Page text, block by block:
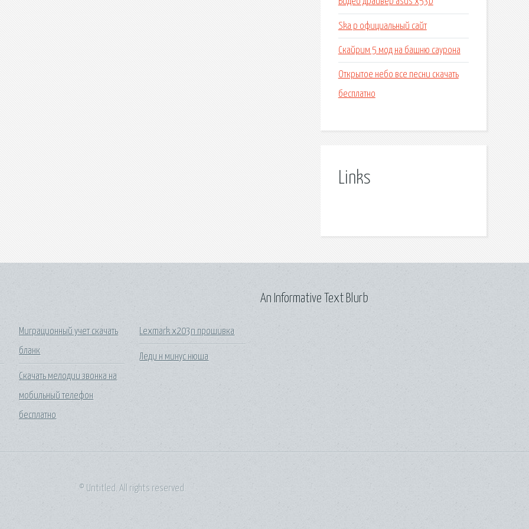
Ska p официальный сайт
Скайрим 5 мод на башню саурона
Открытое небо все песни скачать
бесплатно
Links
Миграционный учет скачать
бланк
Скачать мелодии звонка на
мобильный телефон
бесплатно
Lexmark x203n прошивка
Леди н минус нюша
An Informative Text Blurb
© Untitled. All rights reserved.